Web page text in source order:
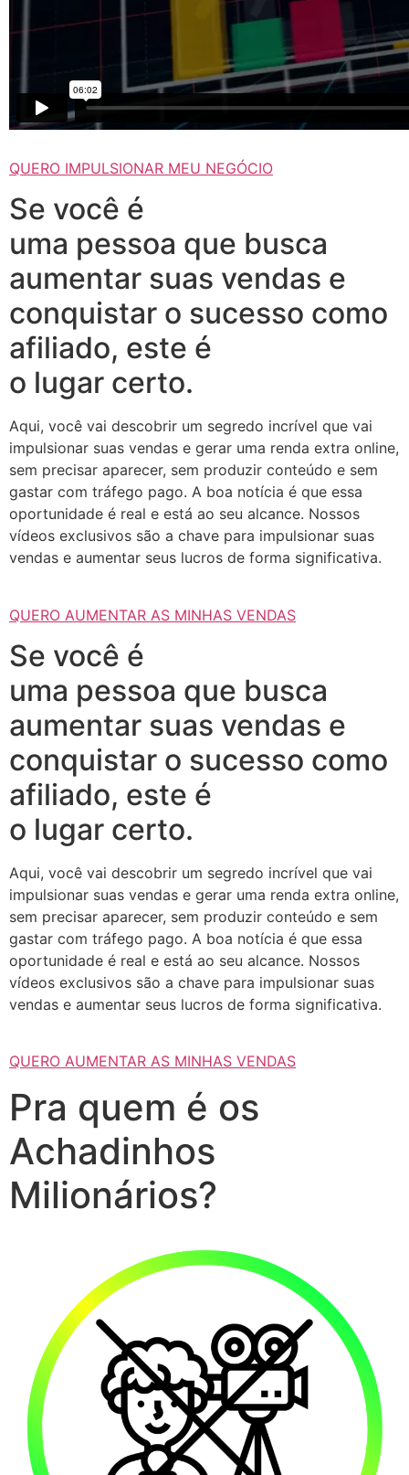
QUERO IMPULSIONAR MEU NEGÓCIO
Se você é
uma pessoa que busca
aumentar suas vendas e
conquistar o sucesso como
afiliado, este é
o lugar certo.
Aqui, você vai descobrir um segredo incrível que vai
impulsionar suas vendas e gerar uma renda extra online,
sem precisar aparecer, sem produzir conteúdo e sem
gastar com tráfego pago. A boa notícia é que essa
oportunidade é real e está ao seu alcance. Nossos
vídeos exclusivos são a chave para impulsionar suas
vendas e aumentar seus lucros de forma significativa.
QUERO AUMENTAR AS MINHAS VENDAS
Se você é
uma pessoa que busca
aumentar suas vendas e
conquistar o sucesso como
afiliado, este é
o lugar certo.
Aqui, você vai descobrir um segredo incrível que vai
impulsionar suas vendas e gerar uma renda extra online,
sem precisar aparecer, sem produzir conteúdo e sem
gastar com tráfego pago. A boa notícia é que essa
oportunidade é real e está ao seu alcance. Nossos
vídeos exclusivos são a chave para impulsionar suas
vendas e aumentar seus lucros de forma significativa.
QUERO AUMENTAR AS MINHAS VENDAS
Pra quem é os
Achadinhos
Milionários?